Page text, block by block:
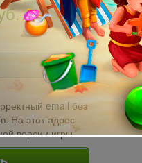
email без
На этот адрес
версии игры